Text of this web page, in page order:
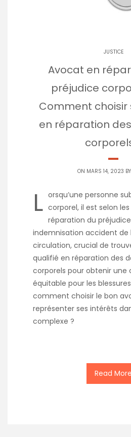
JUSTICE
Avocat en
préjudice
Comment
en réparation
ON MARS 14, 2023 BY
L orsqu’une personne
corporel, il est selon
réparation du
indemnisation accident de
circulation, crucial de
qualifié en réparation des
corporels pour obtenir une
équitable pour les
comment choisir le bon
représenter ses intérêts
complexe ?
Read More